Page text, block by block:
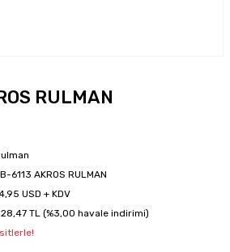
RULMAN
6113 AKROS RULMAN
USD + KDV
TL (%3,00 havale indirimi)